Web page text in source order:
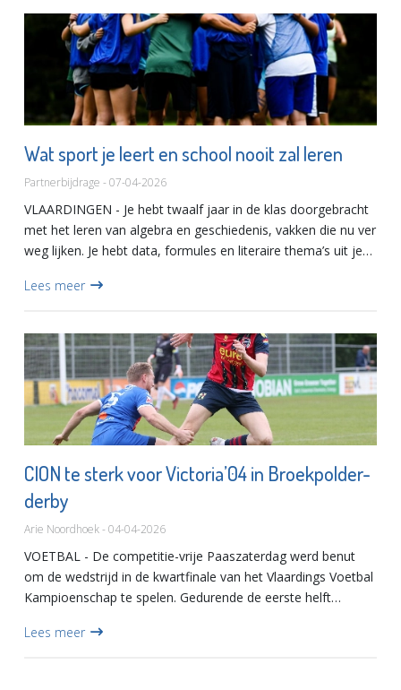
Wat sport je leert en school nooit zal leren
Partnerbijdrage - 07-04-2026
VLAARDINGEN - Je hebt twaalf jaar in de klas doorgebracht
met het leren van algebra en geschiedenis, vakken die nu ver
weg lijken. Je hebt data, formules en literaire thema’s uit je
Lees meer
CION te sterk voor Victoria’04 in Broekpolder-
derby
Arie Noordhoek - 04-04-2026
VOETBAL - De competitie-vrije Paaszaterdag werd benut
om de wedstrijd in de kwartfinale van het Vlaardings Voetbal
Kampioenschap te spelen. Gedurende de eerste helft
ploe...
Lees meer